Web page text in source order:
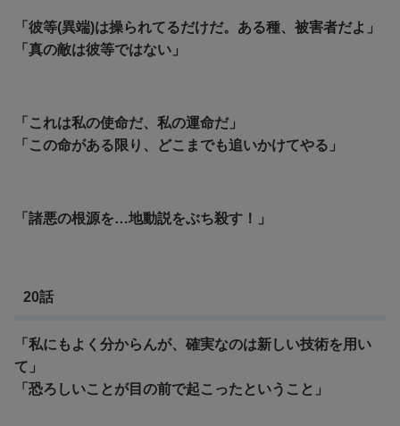
「彼等(異端)は操られてるだけだ。ある種、被害者だよ」
「真の敵は彼等ではない」
「これは私の使命だ、私の運命だ」
「この命がある限り、どこまでも追いかけてやる」
「諸悪の根源を…地動説をぶち殺す！」
20話
「私にもよく分からんが、確実なのは新しい技術を用い
て」
「恐ろしいことが目の前で起こったということ」